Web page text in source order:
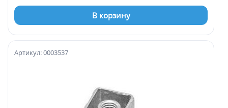
В корзину
Артикул: 0003537